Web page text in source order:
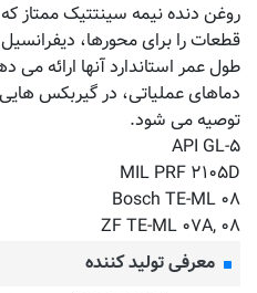
روغن دنده نیمه سینتتیک ممتاز
قطعات را برای محورها،
طول عمر استاندارد آنها ارائه
توصیه می شود.
API GL-۵
MIL PRF ۲۱۰۵D
Bosch TE-ML ۰۸
ZF TE-ML ۰۷A, ۰۸
معرفی تولید کننده